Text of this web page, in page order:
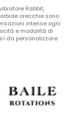
Rabbit,
orecchie sono
intense ogni
e modalità di
da personalizzare